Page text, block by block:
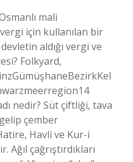
mali
için kullanılan bir
aldığı vergi ve
Folkyard,
nedir? Süt çiftliği, tava
çember
Havli ve Kur-i
çağrıştırdıkları